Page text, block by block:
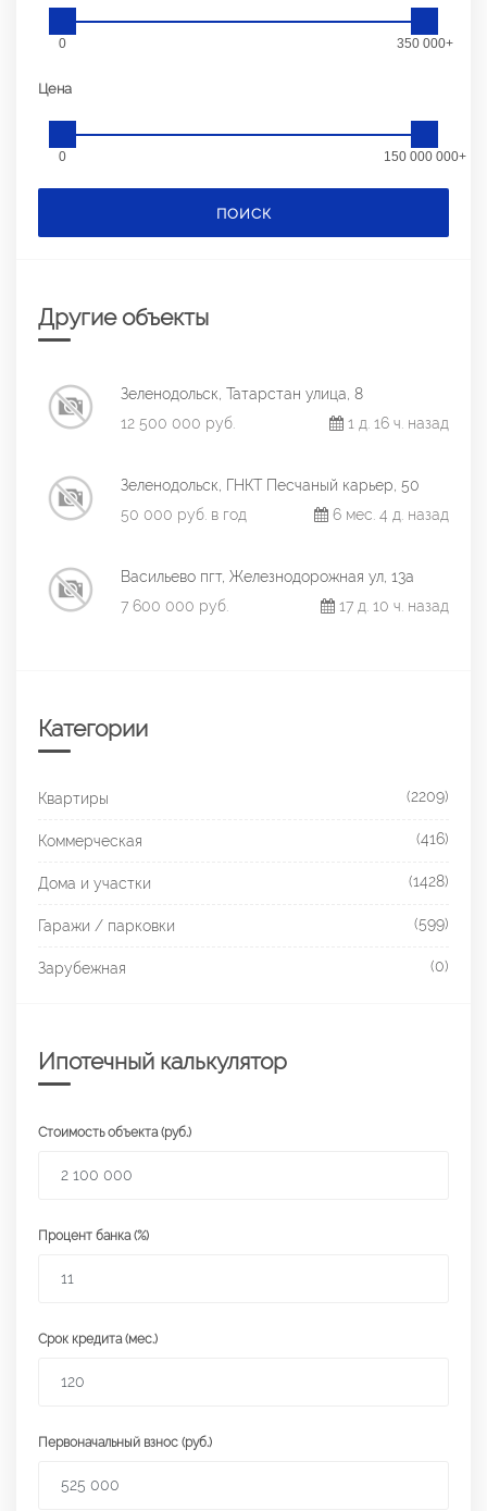
0 350 000+
Цена
0 150 000 000+
ПОИСК
Другие объекты
Зеленодольск, Татарстан улица, 8
12 500 000 руб.
1 д. 16 ч. назад
Зеленодольск, ГНКТ Песчаный карьер, 50
50 000 руб. в год
6 мес. 4 д. назад
Васильево пгт, Железнодорожная ул, 13а
7 600 000 руб.
17 д. 10 ч. назад
Категории
Квартиры (2209)
Коммерческая (416)
Дома и участки (1428)
Гаражи / парковки (599)
Зарубежная (0)
Ипотечный калькулятор
Стоимость объекта (руб.)
Процент банка (%)
Срок кредита (мес.)
Первоначальный взнос (руб.)